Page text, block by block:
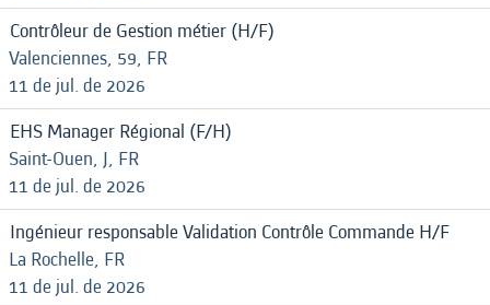
Contrôleur de Gestion métier (H/F)
Valenciennes, 59, FR
11 de jul. de 2026
EHS Manager Régional (F/H)
Saint-Ouen, J, FR
11 de jul. de 2026
Ingénieur responsable Validation Contrôle Commande H/F
La Rochelle, FR
11 de jul. de 2026